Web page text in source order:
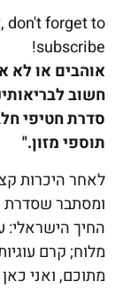
don't forget to
subscribe!
אוהבים או לא
חשוב
תוספי מזון."
לאחר היכרות
ומסתבר
החיך הישראלי:
מלוח; קרם
מתוכם, ואני